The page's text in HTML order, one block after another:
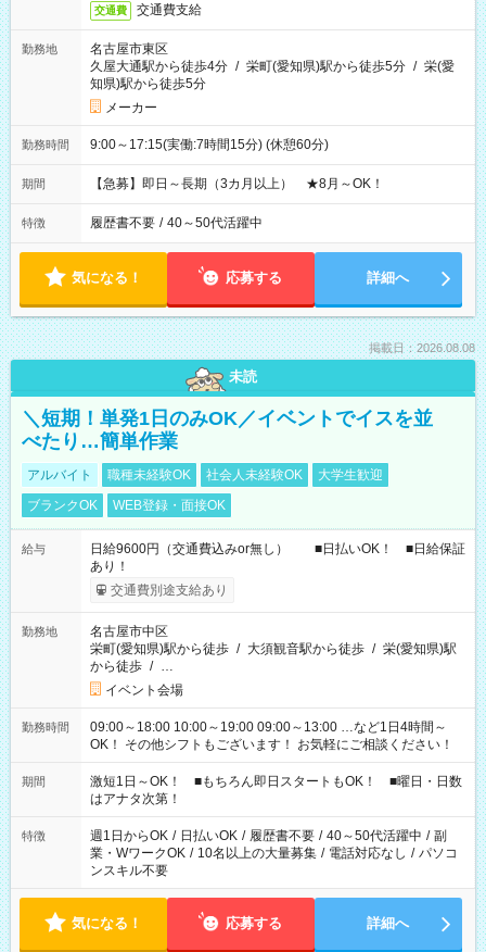
交通費 交通費支給
勤務地
名古屋市東区
久屋大通駅から徒歩4分 / 栄町(愛知県)駅から徒歩5分 / 栄(愛
知県)駅から徒歩5分
メーカー
勤務時間 9:00～17:15(実働:7時間15分) (休憩60分)
期間 【急募】即日～長期（3カ月以上） ★8月～OK！
特徴 履歴書不要 / 40～50代活躍中
気になる！ 応募する 詳細へ
掲載日：2026.08.08
未読
＼短期！単発1日のみOK／イベントでイスを並
べたり…簡単作業
アルバイト 職種未経験OK 社会人未経験OK
大学生歓迎
ブランクOK
WEB登録・面接OK
給与
日給9600円（交通費込みor無し） ■日払いOK！ ■日給保証
あり！
交通費別途支給あり
勤務地
名古屋市中区
栄町(愛知県)駅から徒歩 / 大須観音駅から徒歩 / 栄(愛知県)駅
から徒歩 / …
イベント会場
勤務時間
09:00～18:00 10:00～19:00 09:00～13:00 …など1日4時間～
OK！ その他シフトもございます！ お気軽にご相談ください！
期間
激短1日～OK！ ■もちろん即日スタートもOK！ ■曜日・日数
はアナタ次第！
特徴 週1日からOK / 日払いOK / 履歴書不要 / 40～50代活躍中 / 副
業・WワークOK / 10名以上の大量募集 / 電話対応なし / パソコ
ンスキル不要
気になる！ 応募する 詳細へ